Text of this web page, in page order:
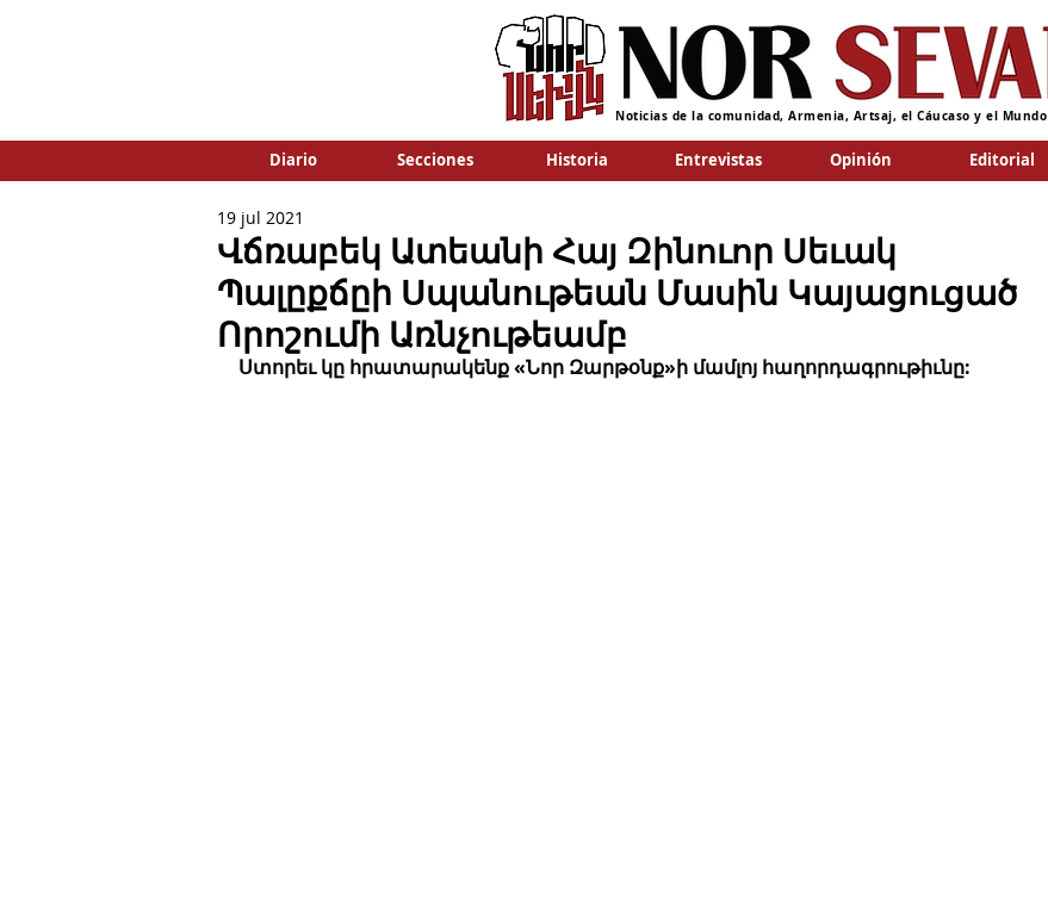
Noticias de la comunidad, Armenia, Artsaj, el Cáucaso y el Mundo
Diario Secciones Historia Entrevistas Opinión Editorial
Վճռաբեկ Ատեանի Հայ Զինուոր Սեւակ
Պալըքճըի Սպանութեան Մասին Կայացուցած
Որոշումի Առնչութեամբ
19 jul 2021
Ստորեւ կը հրատարակենք «Նոր Զարթօնք»ի մամլոյ հաղորդագրութիւնը: